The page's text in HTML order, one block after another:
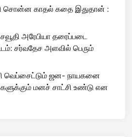
சொன்ன காதல் கதை இதுதான் :
அரேபியா தரைப்படை
சர்வதேச அளவில் பெரும்
வெப்சைட்டும் ஜன- நாயகனை
மனச் சாட்சி உண்டு என